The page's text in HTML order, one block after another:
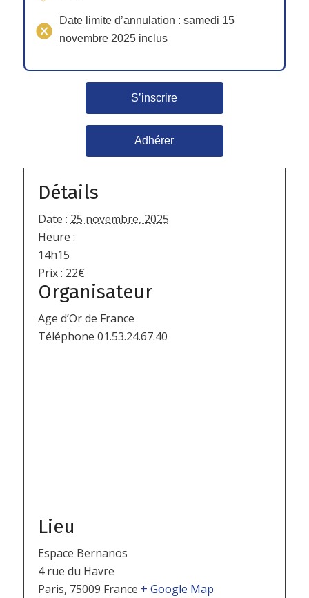
Date limite d’annulation : samedi 15
novembre 2025 inclus
S’inscrire
Adhérer
Détails
Date : 25 novembre, 2025
Heure :
14h15
Prix : 22€
Organisateur
Age d’Or de France
Téléphone 01.53.24.67.40
Lieu
Espace Bernanos
4 rue du Havre
Paris, 75009 France + Google Map